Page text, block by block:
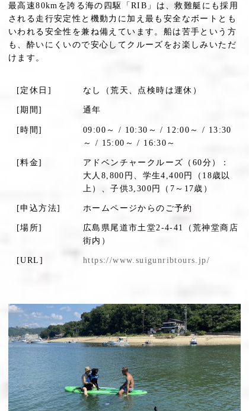
最高速80kmを誇る海の四駆「RIB」は、救難艇にも採用
される走行安定性と機動力に加え最も安全なボートとも
いわれる安全性を兼ね備えています。船は苦手という方
も、酔いにくいので安心してクルーズをお楽しみいただ
けます。
[定休日] なし（荒天、点検時は運休）
[期間] 通年
[時間]
09:00～ / 10:30～ / 12:00～ / 13:30
～ / 15:00～ / 16:30～
[料金]
アドベンチャークルーズ（60分）：
大人8,800円、学生4,400円（18歳以
上）、子供3,300円（7～17歳）
[申込方法] ホームページからのご予約
[場所]
広島県尾道市土堂2-4-41（荒神堂商店
街内）
[URL] https://www.suigunribtours.jp/